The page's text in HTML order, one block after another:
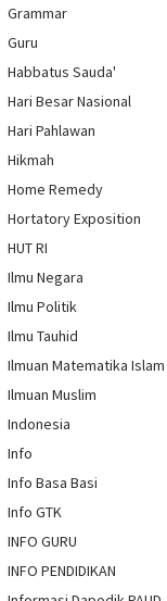
Grammar
Guru
Habbatus Sauda'
Hari Besar Nasional
Hari Pahlawan
Hikmah
Home Remedy
Hortatory Exposition
HUT RI
Ilmu Negara
Ilmu Politik
Ilmu Tauhid
Ilmuan Matematika Islam
Ilmuan Muslim
Indonesia
Info
Info Basa Basi
Info GTK
INFO GURU
INFO PENDIDIKAN